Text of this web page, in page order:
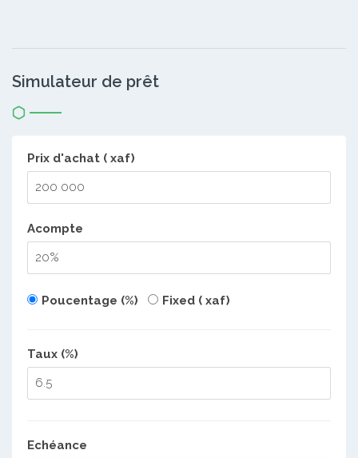
Simulateur de prêt
Prix d'achat ( xaf)
Acompte
Poucentage (%) Fixed ( xaf)
Taux (%)
Echéance